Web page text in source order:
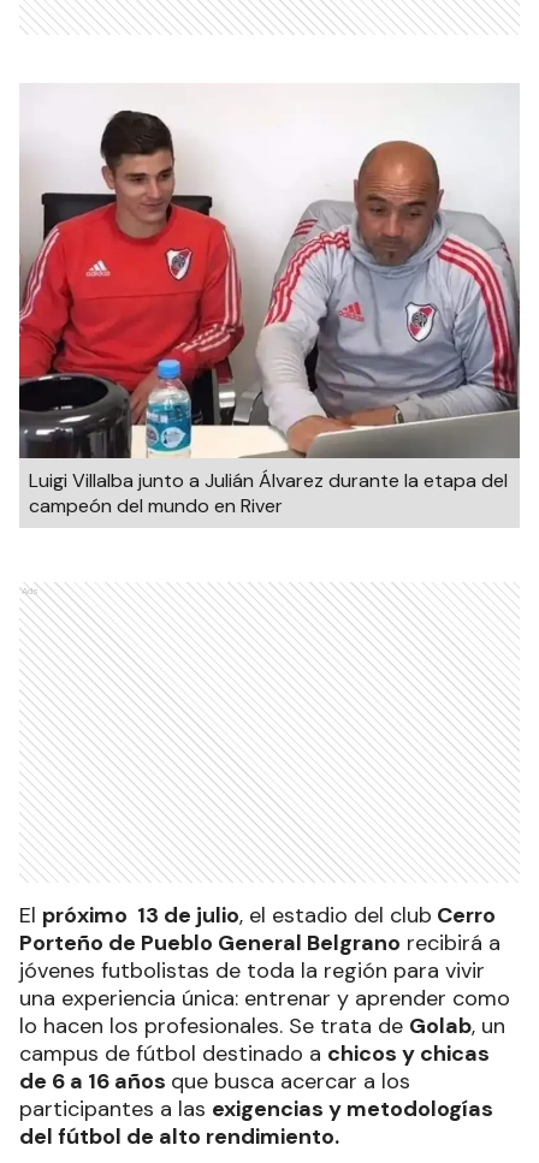
Luigi Villalba junto a Julián Álvarez durante la etapa del
campeón del mundo en River
Ads
El próximo 13 de julio, el estadio del club Cerro
Porteño de Pueblo General Belgrano recibirá a
jóvenes futbolistas de toda la región para vivir
una experiencia única: entrenar y aprender como
lo hacen los profesionales. Se trata de Golab, un
campus de fútbol destinado a chicos y chicas
de 6 a 16 años que busca acercar a los
participantes a las exigencias y metodologías
del fútbol de alto rendimiento.